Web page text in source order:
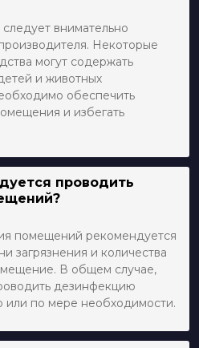
внимательно
Некоторые
могут содержать
и животных
обеспечить
и избегать
проводить
помещений рекомендуется
загрязнения и количества
В общем случае,
дезинфекцию
или по мере необходимости.